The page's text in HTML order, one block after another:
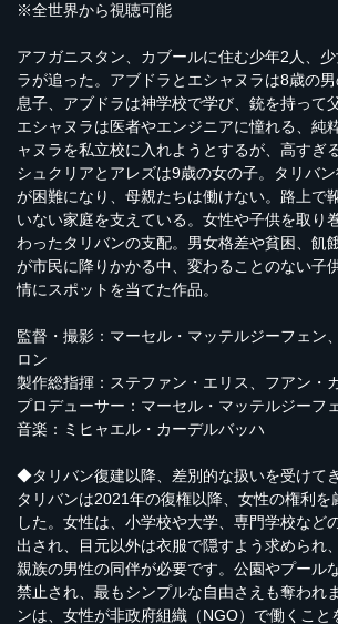
※全世界から視聴可能
アフガニスタン、カブールに住む少年2人、
ラが追った。アブドラとエシャヌラは8歳の
息子、アブドラは神学校で学び、銃を持って
エシャヌラは医者やエンジニアに憧れる、純
ャヌラを私立校に入れようとするが、高すぎ
シュクリアとアレズは9歳の女の子。タリバ
が困難になり、母親たちは働けない。路上で
いない家庭を支えている。女性や子供を取り
わったタリバンの支配。男女格差や貧困、飢
が市民に降りかかる中、変わることのない子
情にスポットを当てた作品。
監督・撮影：マーセル・マッテルジーフェン
ロン
製作総指揮：ステファン・エリス、フアン・
プロデューサー：マーセル・マッテルジーフ
音楽：ミヒャエル・カーデルバッハ
◆タリバン復建以降、差別的な扱いを受けて
タリバンは2021年の復権以降、女性の権利を
した。女性は、小学校や大学、専門学校など
出され、目元以外は衣服で隠すよう求められ
親族の男性の同伴が必要です。公園やプール
禁止され、最もシンプルな自由さえも奪われ
ンは、女性が非政府組織（NGO）で働くこと